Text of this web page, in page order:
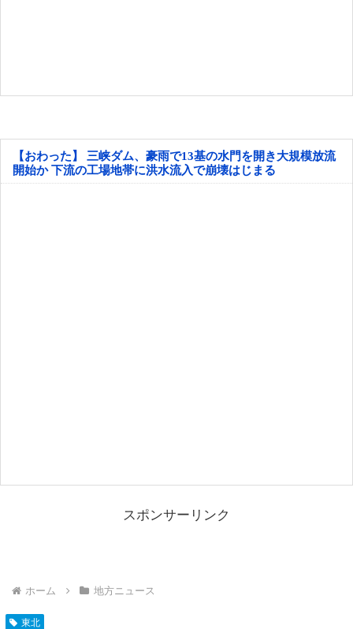
【おわった】 三峡ダム、豪雨で13基の水門を開き大規模放流
開始か 下流の工場地帯に洪水流入で崩壊はじまる
スポンサーリンク
ホーム 地方ニュース
東北